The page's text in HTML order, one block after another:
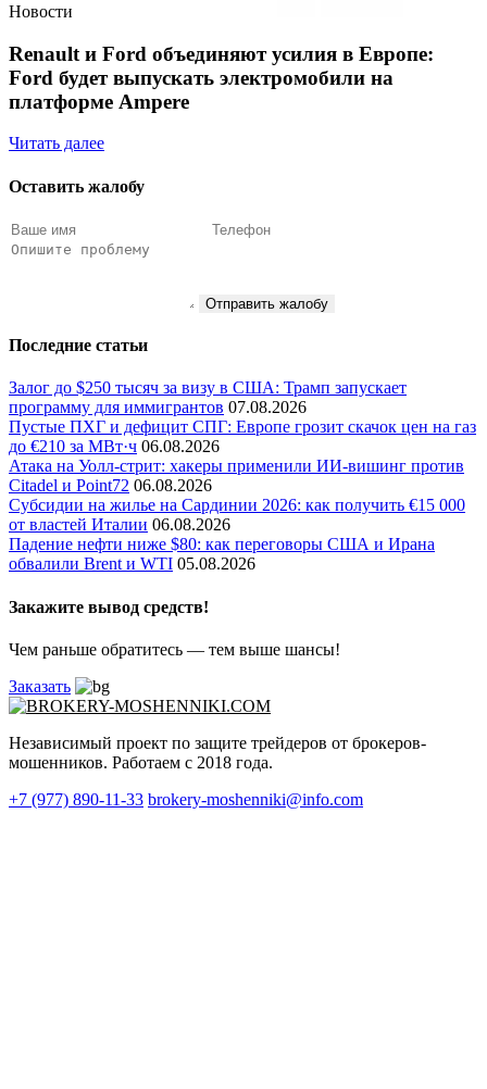
Новости
Renault и Ford объединяют усилия в Европе:
Ford будет выпускать электромобили на
платформе Ampere
Читать далее
Оставить жалобу
Отправить жалобу
Последние статьи
Залог до $250 тысяч за визу в США: Трамп запускает
программу для иммигрантов 07.08.2026
Пустые ПХГ и дефицит СПГ: Европе грозит скачок цен на газ
до €210 за МВт·ч 06.08.2026
Атака на Уолл-стрит: хакеры применили ИИ-вишинг против
Citadel и Point72 06.08.2026
Субсидии на жилье на Сардинии 2026: как получить €15 000
от властей Италии 06.08.2026
Падение нефти ниже $80: как переговоры США и Ирана
обвалили Brent и WTI 05.08.2026
Закажите вывод средств!
Чем раньше обратитесь — тем выше шансы!
Заказать
Независимый проект по защите трейдеров от брокеров-
мошенников. Работаем с 2018 года.
+7 (977) 890-11-33 brokery-moshenniki@info.com